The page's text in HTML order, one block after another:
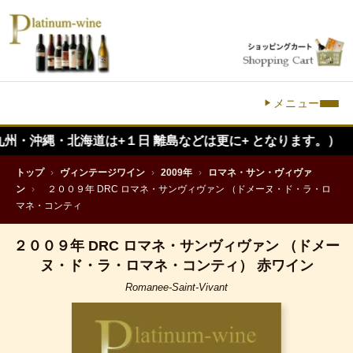
メニュー
海道は+１日 離島などは更に+ となります。）
トップ › ヴィンテージワイン › 2009年 ›
ロマネ・サン・ヴィヴァ
ン ›
２００９年 DRC ロマネ・サンヴィヴァン （ドメーヌ・ド・ラ・ロ
マネ・コンティ
２００９年 DRC ロマネ・サンヴィヴァン （ドメー
ヌ・ド・ラ・ロマネ・コンティ） 赤ワイン
Romanee-Saint-Vivant